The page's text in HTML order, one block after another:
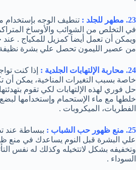
23. مطهر للجلد :
تنطيف الوجه بإستخدام
في التخلص من الشوائب والأوساخ
ويمكن أن تعمل أيضاَ كمزيل للمكياج . عند
من عصير الليمون تحصل علي بشرة نظيفة
24. محاربة الإلتهابات الجلدية :
إذا كنت
خاصة بسبب التغيرات المناخية، يمكن أن
حل فوري لهذه الإلتهابات لكي تقوم
خلطها مع ماء الإستحمام وإستخدامها لبضع
الفطريات، الميكروبات .
25. منع ظهور حب الشباب :
ببساطة عند
علي البشرة قبل النوم يساعدك في منع
وتخفيفه بشكل لاتتخيله وكذلك له نفس
السوداء .